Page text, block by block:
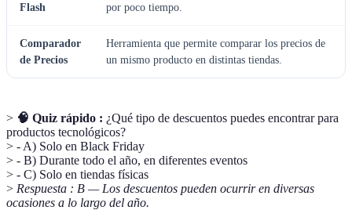
Flash
por poco tiempo.
Comparador
de Precios
Herramienta que permite comparar los precios de
un mismo producto en distintas tiendas.
> 🧠 Quiz rápido : ¿Qué tipo de descuentos puedes encontrar para
productos tecnológicos?
> - A) Solo en Black Friday
> - B) Durante todo el año, en diferentes eventos
> - C) Solo en tiendas físicas
> Respuesta : B — Los descuentos pueden ocurrir en diversas
ocasiones a lo largo del año.